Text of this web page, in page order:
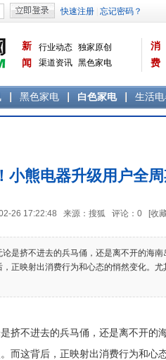
新
闻
行业动态 独家原创
渠道资讯 黑色家电
消
费
黑色家电 白色家电 生活
小熊电器升级用户全
26 17:22:48 来源：搜狐 评论： 0 [收
挤不进去的兵马俑，还是离不开的海南
正映射出消费行为和心态的悄然变化。
不进去的兵马俑，还是离不开的
而这背后，正映射出消费行为和心